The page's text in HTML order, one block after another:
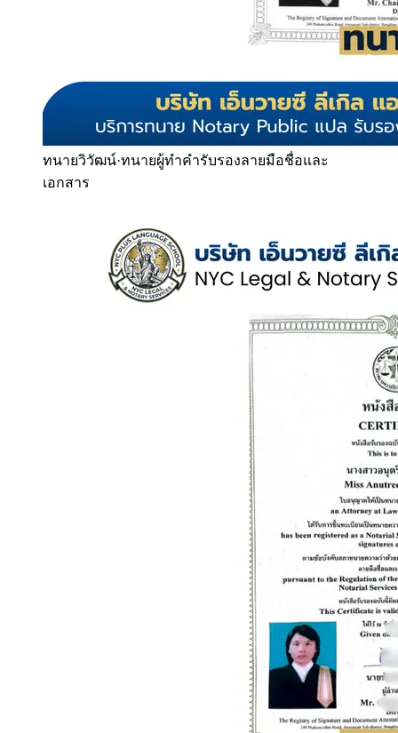
ทนายวิวัฒน์·ทนายผู้ทำคำรับรองลายมือชื่อและ
เอกสาร